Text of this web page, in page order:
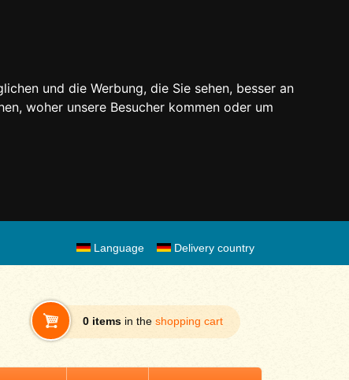
und die Werbung, die Sie sehen, besser an
woher unsere Besucher kommen oder um
Delivery country
Language
0 items in the shopping cart